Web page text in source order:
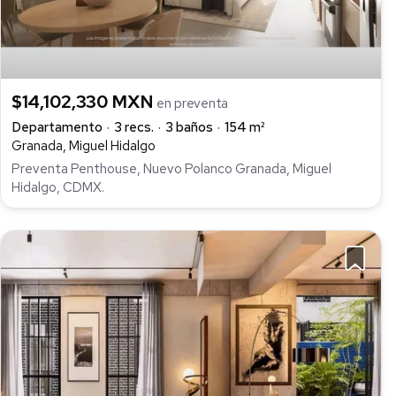
$14,102,330 MXN en preventa
Departamento
3 recs. 3 baños
154 m²
Granada, Miguel Hidalgo
Preventa Penthouse, Nuevo Polanco Granada, Miguel
Hidalgo, CDMX.